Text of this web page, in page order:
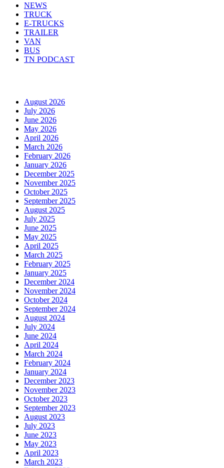
NEWS
TRUCK
E-TRUCKS
TRAILER
VAN
BUS
TN PODCAST
August 2026
July 2026
June 2026
May 2026
April 2026
March 2026
February 2026
January 2026
December 2025
November 2025
October 2025
September 2025
August 2025
July 2025
June 2025
May 2025
April 2025
March 2025
February 2025
January 2025
December 2024
November 2024
October 2024
September 2024
August 2024
July 2024
June 2024
April 2024
March 2024
February 2024
January 2024
December 2023
November 2023
October 2023
September 2023
August 2023
July 2023
June 2023
May 2023
April 2023
March 2023